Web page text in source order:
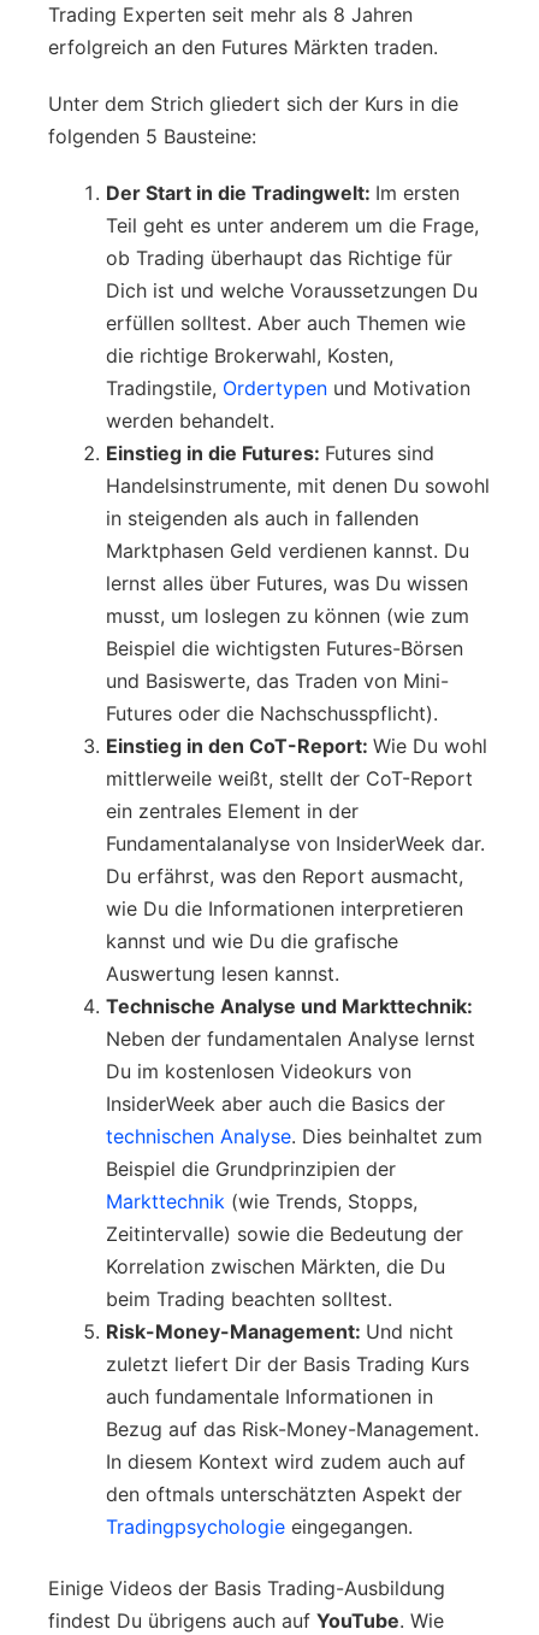
Trading Experten seit mehr als 8 Jahren
erfolgreich an den Futures Märkten traden.
Unter dem Strich gliedert sich der Kurs in die
folgenden 5 Bausteine:
Der Start in die Tradingwelt: Im ersten
Teil geht es unter anderem um die Frage,
ob Trading überhaupt das Richtige für
Dich ist und welche Voraussetzungen Du
erfüllen solltest. Aber auch Themen wie
die richtige Brokerwahl, Kosten,
Tradingstile, Ordertypen und Motivation
werden behandelt.
Einstieg in die Futures: Futures sind
Handelsinstrumente, mit denen Du sowohl
in steigenden als auch in fallenden
Marktphasen Geld verdienen kannst. Du
lernst alles über Futures, was Du wissen
musst, um loslegen zu können (wie zum
Beispiel die wichtigsten Futures-Börsen
und Basiswerte, das Traden von Mini-
Futures oder die Nachschusspflicht).
Einstieg in den CoT-Report: Wie Du wohl
mittlerweile weißt, stellt der CoT-Report
ein zentrales Element in der
Fundamentalanalyse von InsiderWeek dar.
Du erfährst, was den Report ausmacht,
wie Du die Informationen interpretieren
kannst und wie Du die grafische
Auswertung lesen kannst.
Technische Analyse und Markttechnik:
Neben der fundamentalen Analyse lernst
Du im kostenlosen Videokurs von
InsiderWeek aber auch die Basics der
technischen Analyse. Dies beinhaltet zum
Beispiel die Grundprinzipien der
Markttechnik (wie Trends, Stopps,
Zeitintervalle) sowie die Bedeutung der
Korrelation zwischen Märkten, die Du
beim Trading beachten solltest.
Risk-Money-Management: Und nicht
zuletzt liefert Dir der Basis Trading Kurs
auch fundamentale Informationen in
Bezug auf das Risk-Money-Management.
In diesem Kontext wird zudem auch auf
den oftmals unterschätzten Aspekt der
Tradingpsychologie eingegangen.
Einige Videos der Basis Trading-Ausbildung
findest Du übrigens auch auf YouTube. Wie